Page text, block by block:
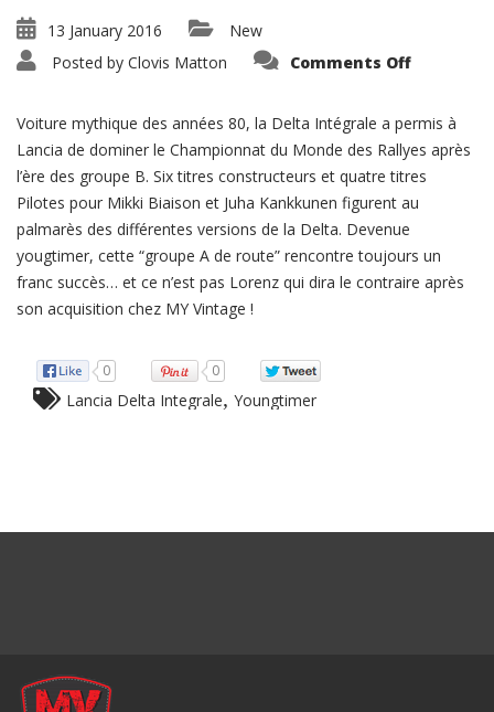
13 January 2016
New
Posted by Clovis Matton Comments Offon
Integrale
!
Voiture mythique des années 80, la Delta Intégrale a permis à
Lancia de dominer le Championnat du Monde des Rallyes après
l’ère des groupe B. Six titres constructeurs et quatre titres
Pilotes pour Mikki Biaison et Juha Kankkunen figurent au
palmarès des différentes versions de la Delta. Devenue
yougtimer, cette “groupe A de route” rencontre toujours un
franc succès… et ce n’est pas Lorenz qui dira le contraire après
son acquisition chez MY Vintage !
0 0
Lancia Delta Integrale Youngtimer